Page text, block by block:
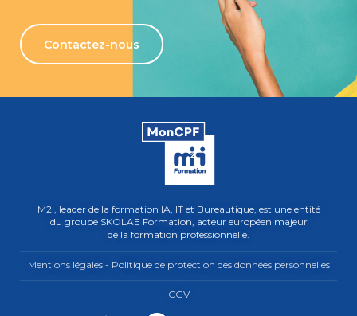
Contactez-nous
M2i, leader de la formation IA, IT et Bureautique, est une entité
du groupe SKOLAE Formation, acteur européen majeur
de la formation professionnelle.
Mentions légales - Politique de protection des données personnelles
CGV